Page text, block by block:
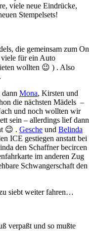
viele neue Eindrücke,
Stempelsets!
die gemeinsam zum On
für ein Auto
wollten 😉 ) . Also
Mona, Kirsten und
die nächsten Mädels –
und noch wollten wir
sein – allerdings lief dann
😉 . Gesche und Belinda
ICE gestiegen anstatt bei
den Schaffner becircen
im anderen Zug
Schwangerschaft den
siebt weiter fahren…
verpaßt und so mußte